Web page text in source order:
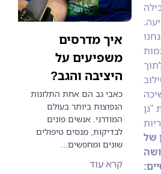
איך מדרסים
משפיעים על
היציבה והגב?
כאבי גב הם אחת התלונות
הנפוצות ביותר בעולם
המודרני. אנשים פונים
לבדיקות, מנסים טיפולים
שונים ומחפשים...
קרא עוד